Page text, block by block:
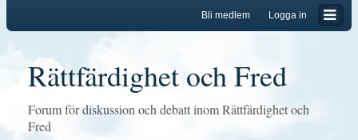
Logga in
Bli medlem
Rättfärdighet och Fred
Forum för diskussion och debatt inom Rättfärdighet och
Fred